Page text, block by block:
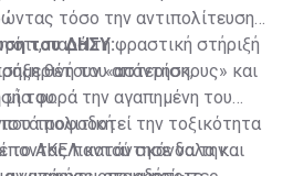
τόσο την αντιπολίτευση
ότι, παρά τη φραστική στήριξή
θέτουν «αστερίσκους» και
του.
του ΔΗΣΥ:
του απάντηση,
μία φορά την αγαπημένη του
τροφοδοτεί την τοξικότητα
παντού σκάνδαλα και
πολιτική
το ΑΚΕΛ κατάντησε να την